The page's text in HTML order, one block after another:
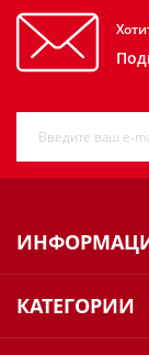
КАТЕГОРИИ